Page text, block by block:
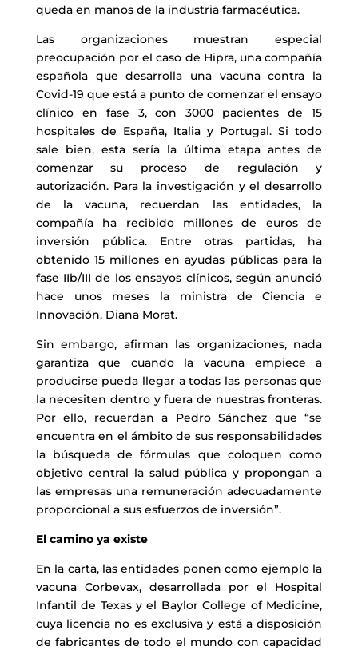
queda en manos de la industria farmacéutica.
Las organizaciones muestran especial
preocupación por el caso de Hipra, una compañía
española que desarrolla una vacuna contra la
Covid-19 que está a punto de comenzar el ensayo
clínico en fase 3, con 3000 pacientes de 15
hospitales de España, Italia y Portugal. Si todo
sale bien, esta sería la última etapa antes de
comenzar su proceso de regulación y
autorización. Para la investigación y el desarrollo
de la vacuna, recuerdan las entidades, la
compañía ha recibido millones de euros de
inversión pública. Entre otras partidas, ha
obtenido 15 millones en ayudas públicas para la
fase IIb/III de los ensayos clínicos, según anunció
hace unos meses la ministra de Ciencia e
Innovación, Diana Morat.
Sin embargo, afirman las organizaciones, nada
garantiza que cuando la vacuna empiece a
producirse pueda llegar a todas las personas que
la necesiten dentro y fuera de nuestras fronteras.
Por ello, recuerdan a Pedro Sánchez que “se
encuentra en el ámbito de sus responsabilidades
la búsqueda de fórmulas que coloquen como
objetivo central la salud pública y propongan a
las empresas una remuneración adecuadamente
proporcional a sus esfuerzos de inversión”.
El camino ya existe
En la carta, las entidades ponen como ejemplo la
vacuna Corbevax, desarrollada por el Hospital
Infantil de Texas y el Baylor College of Medicine,
cuya licencia no es exclusiva y está a disposición
de fabricantes de todo el mundo con capacidad